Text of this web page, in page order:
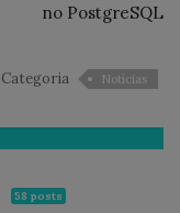
no PostgreSQL
Categoria Notícias
58 posts